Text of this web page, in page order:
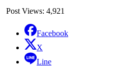
Post Views: 4,921
Facebook
X
Line